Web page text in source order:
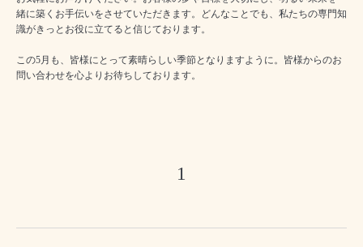
緒に築くお手伝いをさせていただきます。どんなことでも、私たちの専門知
識がきっとお役に立てると信じております。
この5月も、皆様にとって素晴らしい季節となりますように。皆様からのお
問い合わせを心よりお待ちしております。
1